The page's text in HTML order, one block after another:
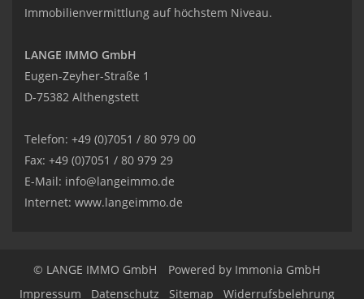
Immobilienvermittlung auf höchstem Niveau.
LANGE IMMO GmbH
Eugen-Zeyher-Straße 1
D-75382 Althengstett
Telefon: +49 (0)7051 / 80 979 00
Fax: +49 (0)7051 / 80 979 29
E-Mail: info@langeimmo.de
Internet: www.langeimmo.de
© LANGE IMMO GmbH
Powered by Immonia GmbH
Impressum
Datenschutz Sitemap Widerrufsbelehrung